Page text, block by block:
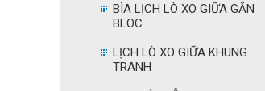
BÌA LỊCH LÒ XO GIỮA GẮN
BLOC
LỊCH LÒ XO GIỮA KHUNG
TRANH